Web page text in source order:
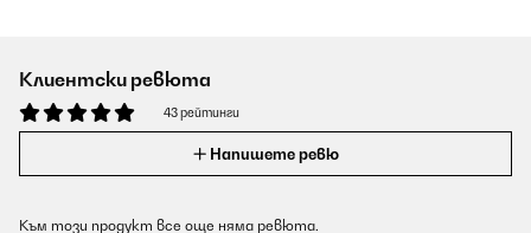
Клиентски ревюта
43 рейтинги
Напишете ревю
Към този продукт все още няма ревюта.